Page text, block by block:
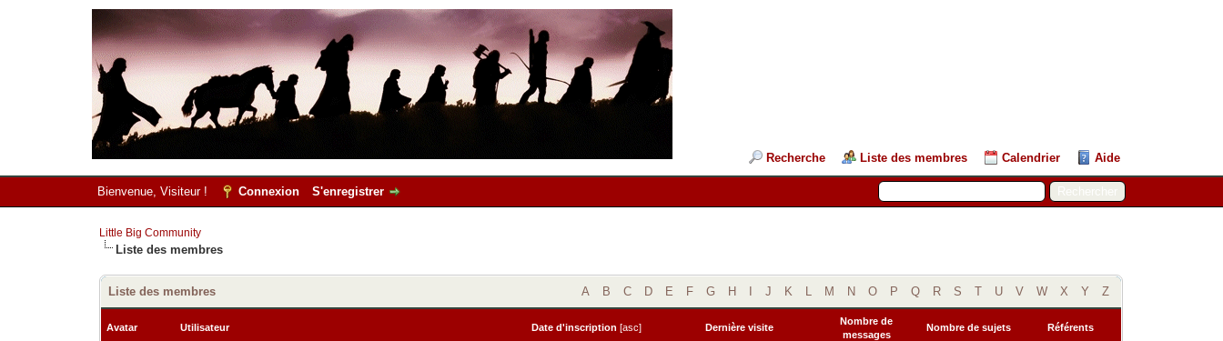
Recherche Liste des membres Calendrier Aide
Bienvenue, Visiteur ! Connexion S'enregistrer
Little Big Community
Liste des membres
A B C D E F G H J K L M N O P Q R S T U V W X Y Z
Liste des membres
Avatar Utilisateur Date d'inscription [asc] Dernière visite
Nombre de
messages
Nombre de sujets Référents